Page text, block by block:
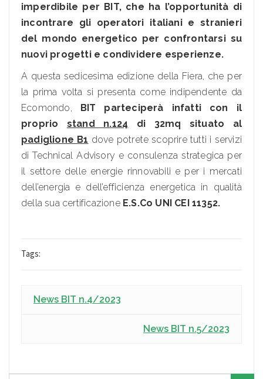
imperdibile per BIT, che ha l’opportunità di
incontrare gli operatori italiani e stranieri
del mondo energetico per confrontarsi su
nuovi progetti e condividere esperienze.
A questa sedicesima edizione della Fiera, che per
la prima volta si presenta come indipendente da
Ecomondo, BIT parteciperà infatti con il
proprio stand n.124 di 32mq situato al
padiglione B1 dove potrete scoprire tutti i servizi
di Technical Advisory e consulenza strategica per
il settore delle energie rinnovabili e per i mercati
dell’energia e dell’efficienza energetica in qualità
della sua certificazione E.S.Co UNI CEI 11352.
Tags:
News BIT n.4/2023
News BIT n.5/2023